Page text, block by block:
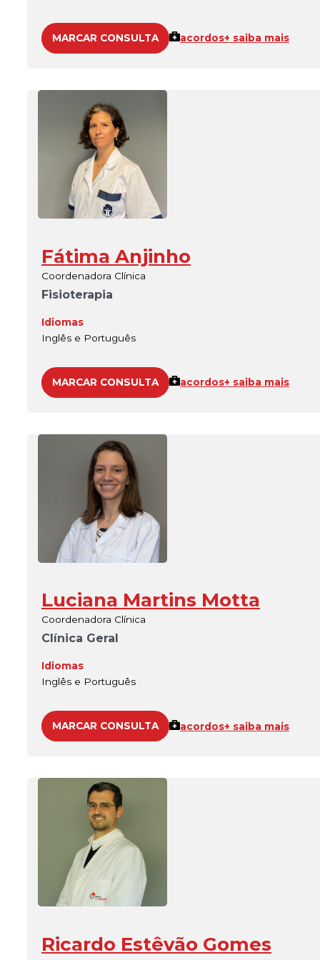
MARCAR CONSULTA acordos+ saiba mais
Fátima Anjinho
Coordenadora Clínica
Fisioterapia
Idiomas
Inglês e Português
MARCAR CONSULTA acordos+ saiba mais
Luciana Martins Motta
Coordenadora Clínica
Clínica Geral
Idiomas
Inglês e Português
MARCAR CONSULTA acordos+ saiba mais
Ricardo Estêvão Gomes